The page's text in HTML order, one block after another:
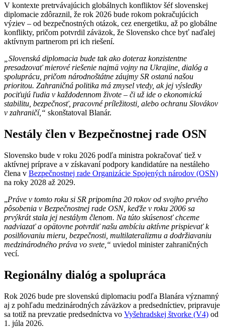
V kontexte pretrvávajúcich globálnych konfliktov šéf slovenskej
diplomacie zdôraznil, že rok 2026 bude rokom pokračujúcich
výziev – od bezpečnostných otázok, cez energetiku, až po globálne
konflikty, pričom potvrdil záväzok, že Slovensko chce byť naďalej
aktívnym partnerom pri ich riešení.
„Slovenská diplomacia bude tak ako doteraz konzistentne
presadzovať mierové riešenie najmä vojny na Ukrajine, dialóg a
spoluprácu, pričom národnoštátne záujmy SR ostanú našou
prioritou. Zahraničná politika má zmysel vtedy, ak jej výsledky
pociťujú ľudia v každodennom živote – či už ide o ekonomickú
stabilitu, bezpečnosť, pracovné príležitosti, alebo ochranu Slovákov
v zahraničí,“ skonštatoval Blanár.
Nestály člen v Bezpečnostnej rade OSN
Slovensko bude v roku 2026 podľa ministra pokračovať tiež v
aktívnej príprave a v získavaní podpory kandidatúre na nestáleho
člena v Bezpečnostnej rade Organizácie Spojených národov (OSN)
na roky 2028 až 2029.
„Práve v tomto roku si SR pripomína 20 rokov od svojho prvého
pôsobenia v Bezpečnostnej rade OSN, keďže v roku 2006 sa
prvýkrát stala jej nestálym členom. Na túto skúsenosť chceme
nadviazať a opätovne potvrdiť našu ambíciu aktívne prispievať k
posilňovaniu mieru, bezpečnosti, multilateralizmu a dodržiavaniu
medzinárodného práva vo svete,“ uviedol minister zahraničných
vecí.
Regionálny dialóg a spolupráca
Rok 2026 bude pre slovenskú diplomaciu podľa Blanára významný
aj z pohľadu medzinárodných záväzkov a predsedníctiev, pripravuje
sa totiž na prevzatie predsedníctva vo Vyšehradskej štvorke (V4) od
1. júla 2026.